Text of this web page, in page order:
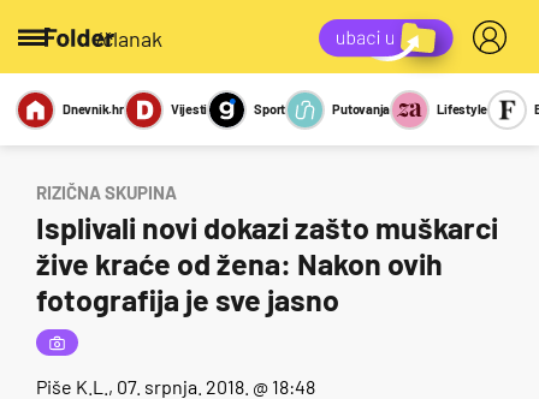
/članak
Miks Kviz
Report
Sexy
Dnevnik.hr Vijesti Sport Putovanja Lifestyle
RIZIČNA SKUPINA
Isplivali novi dokazi zašto muškarci
žive kraće od žena: Nakon ovih
fotografija je sve jasno
Piše K.L. , 07. srpnja. 2018. @ 18:48